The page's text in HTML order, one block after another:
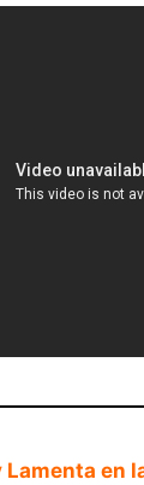
Lamenta en